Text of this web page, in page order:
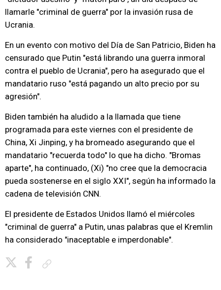
llamarle "criminal de guerra" por la invasión rusa de
Ucrania.
En un evento con motivo del Día de San Patricio, Biden ha
censurado que Putin "está librando una guerra inmoral
contra el pueblo de Ucrania", pero ha asegurado que el
mandatario ruso "está pagando un alto precio por su
agresión".
Biden también ha aludido a la llamada que tiene
programada para este viernes con el presidente de
China, Xi Jinping, y ha bromeado asegurando que el
mandatario "recuerda todo" lo que ha dicho. "Bromas
aparte", ha continuado, (Xi) "no cree que la democracia
pueda sostenerse en el siglo XXI", según ha informado la
cadena de televisión CNN.
El presidente de Estados Unidos llamó el miércoles
"criminal de guerra" a Putin, unas palabras que el Kremlin
ha considerado "inaceptable e imperdonable".